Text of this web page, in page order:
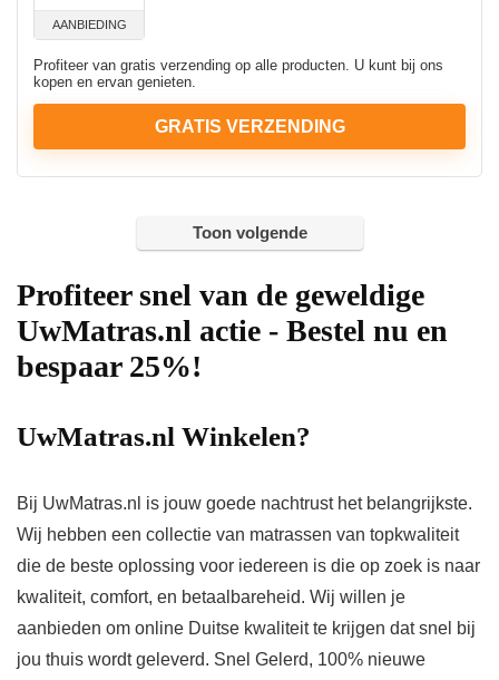
AANBIEDING
Profiteer van gratis verzending op alle producten. U kunt bij ons
kopen en ervan genieten.
GRATIS VERZENDING
Toon volgende
Profiteer snel van de geweldige
UwMatras.nl actie - Bestel nu en
bespaar 25%!
UwMatras.nl Winkelen?
Bij UwMatras.nl is jouw goede nachtrust het belangrijkste.
Wij hebben een collectie van matrassen van topkwaliteit
die de beste oplossing voor iedereen is die op zoek is naar
kwaliteit, comfort, en betaalbareheid. Wij willen je
aanbieden om online Duitse kwaliteit te krijgen dat snel bij
jou thuis wordt geleverd. Snel Gelerd, 100% nieuwe